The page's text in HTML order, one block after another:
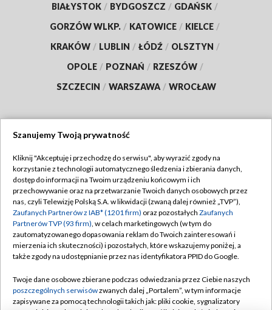
BIAŁYSTOK / BYDGOSZCZ / GDAŃSK /
GORZÓW WLKP. / KATOWICE / KIELCE /
KRAKÓW / LUBLIN / ŁÓDŹ / OLSZTYN /
OPOLE / POZNAŃ / RZESZÓW /
SZCZECIN / WARSZAWA / WROCŁAW
TVP
Abonament TVP
Emisja w TVP
Centrum informacji TVP
Naziemna Telewizja Cyfrowa
Rada Programowa
Regulamin TVP
Polityka prywatności
Moje zgody
Pomoc
Kontakt
Szanujemy Twoją prywatność
Kliknij "Akceptuję i przechodzę do serwisu", aby wyrazić zgody na
korzystanie z technologii automatycznego śledzenia i zbierania danych,
dostęp do informacji na Twoim urządzeniu końcowym i ich
przechowywanie oraz na przetwarzanie Twoich danych osobowych przez
nas, czyli Telewizję Polską S.A. w likwidacji (zwaną dalej również „TVP”),
Zaufanych Partnerów z IAB* (1201 firm) oraz pozostałych Zaufanych
Partnerów TVP (93 firm), w celach marketingowych (w tym do
zautomatyzowanego dopasowania reklam do Twoich zainteresowań i
mierzenia ich skuteczności) i pozostałych, które wskazujemy poniżej, a
także zgody na udostępnianie przez nas identyfikatora PPID do Google.
Twoje dane osobowe zbierane podczas odwiedzania przez Ciebie naszych
poszczególnych serwisówzwanych dalej „Portalem”, w tym informacje
zapisywane za pomocą technologii takich jak: pliki cookie, sygnalizatory